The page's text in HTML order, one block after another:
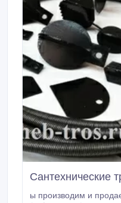
Сантехнические
ы производим и